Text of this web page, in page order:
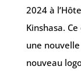
2024 à
Kinshasa.
une nouvelle
nouveau